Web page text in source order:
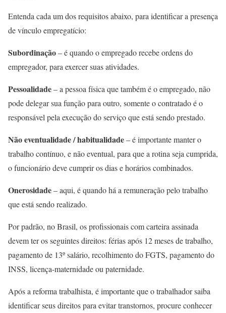
Entenda cada um dos requisitos abaixo, para identificar a presença
de vínculo empregatício:
Subordinação– é quando o empregado recebe ordens do
empregador, para exercer suas atividades.
Pessoalidade– a pessoa física que também é o empregado, não
pode delegar sua função para outro, somente o contratado é o
responsável pela execução do serviço que está sendo prestado.
Não eventualidade / habitualidade– é importante manter o
trabalho contínuo, e não eventual, para que a rotina seja cumprida,
o funcionário deve cumprir os dias e horários combinados.
Onerosidade– aqui, é quando há a remuneração pelo trabalho
que está sendo realizado.
Por padrão, no Brasil, os profissionais com carteira assinada
devem ter os seguintes direitos: férias após 12 meses de trabalho,
pagamento de 13º salário, recolhimento do FGTS, pagamento do
INSS, licença-maternidade ou paternidade.
Após a reforma trabalhista, é importante que o trabalhador saiba
identificar seus direitos para evitar transtornos, procure conhecer